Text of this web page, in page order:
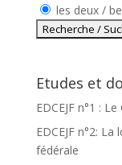
les deux /
Etudes et
EDCEJF n°1 :
EDCEJF n°2:
fédérale